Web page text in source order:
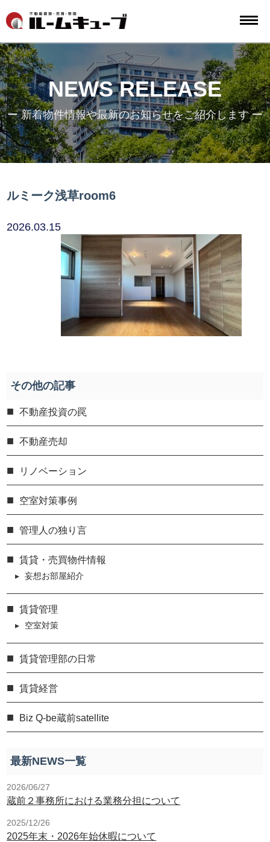
NEWS RELEASE
ー 新着物件情報や最新のお知らせをご紹介します ー
ルミーク浅草room6
2026.03.15
その他の記事
不動産投資の罠
不動産売却
リノベーション
空室対策事例
管理人の独り言
賃貸・売買物件情報
妄想お部屋紹介
賃貸管理
空室対策
賃貸管理部の日常
賃貸経営
Biz Q-be蔵前satellite
最新NEWS一覧
2026/06/27
蔵前２事務所における業務分担について
2025/12/26
2025年末・2026年始休暇について